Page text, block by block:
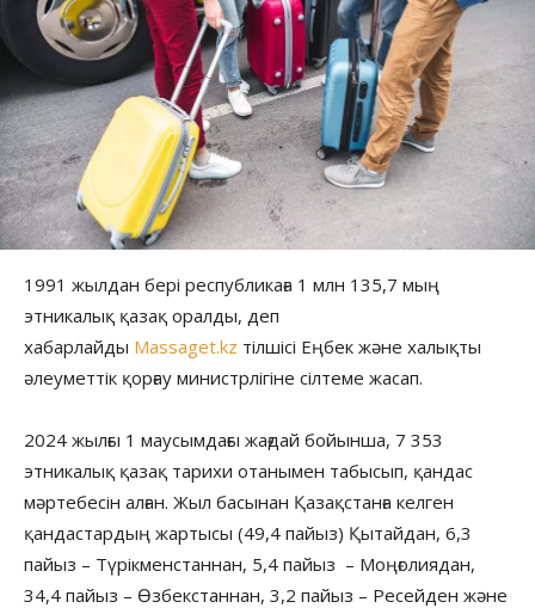
1991 жылдан бері республикаға 1 млн 135,7 мың
этникалық қазақ оралды, деп
хабарлайды Massaget.kz тілшісі Еңбек және халықты
әлеуметтік қорғау министрлігіне сілтеме жасап.
2024 жылғы 1 маусымдағы жағдай бойынша, 7 353
этникалық қазақ тарихи отанымен табысып, қандас
мәртебесін алған. Жыл басынан Қазақстанға келген
қандастардың жартысы (49,4 пайыз) Қытайдан, 6,3
пайыз – Түрікменстаннан, 5,4 пайыз – Моңғолиядан,
34,4 пайыз – Өзбекстаннан, 3,2 пайыз – Ресейден және